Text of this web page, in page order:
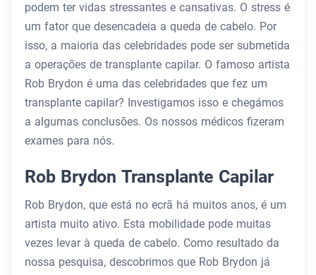
podem ter vidas stressantes e cansativas. O stress é
um fator que desencadeia a queda de cabelo. Por
isso, a maioria das celebridades pode ser submetida
a operações de transplante capilar. O famoso artista
Rob Brydon é uma das celebridades que fez um
transplante capilar? Investigamos isso e chegámos
a algumas conclusões. Os nossos médicos fizeram
exames para nós.
Rob Brydon Transplante Capilar
Rob Brydon, que está no ecrã há muitos anos, é um
artista muito ativo. Esta mobilidade pode muitas
vezes levar à queda de cabelo. Como resultado da
nossa pesquisa, descobrimos que Rob Brydon já